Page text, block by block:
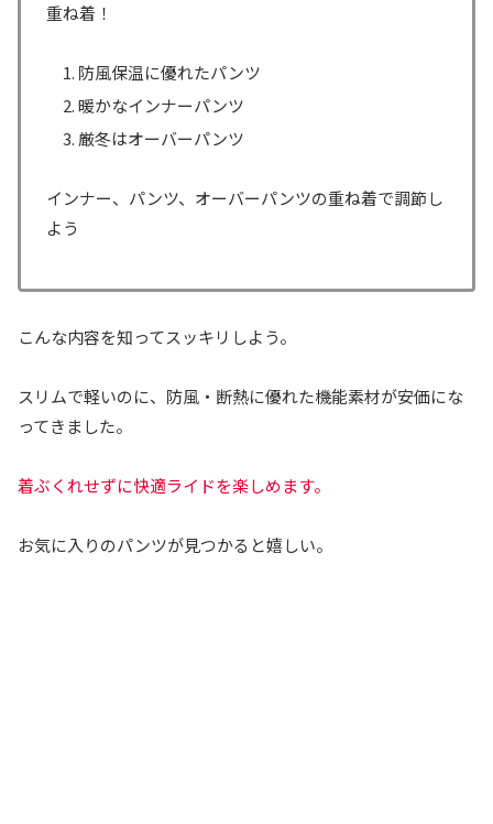
重ね着！
防風保温に優れたパンツ
暖かなインナーパンツ
厳冬はオーバーパンツ
インナー、パンツ、オーバーパンツの重ね着で調節し
よう
こんな内容を知ってスッキリしよう。
スリムで軽いのに、防風・断熱に優れた機能素材が安価にな
ってきました。
着ぶくれせずに快適ライドを楽しめます。
お気に入りのパンツが見つかると嬉しい。